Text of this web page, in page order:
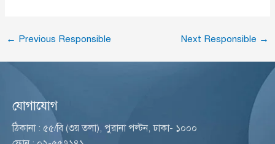
← Previous Responsible Next Responsible →
যোগাযোগ
ঠিকানা : ৫৫/বি (৩য় তলা), পুরানা পল্টন, ঢাকা- ১০০০